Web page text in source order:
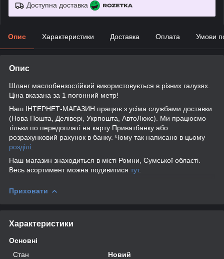
Доступна доставка
Опис Характеристики Доставка Оплата Умови
Опис
Шланг маслобензостійкий використовується в різних галузях.
Ціна вказана за 1 погонний метр!
Наш ІНТЕРНЕТ-МАГАЗИН працює з усіма службами доставки
(Нова Пошта, Делівері, Укрпошта, АвтоЛюкс). Ми працюємо
тільки по передоплаті на карту Приватбанку або
розрахунковий рахунок в банку. Чому так написано в цьому
розділі
Наш магазин знаходиться в місті Ромни, Сумської області.
Весь асортимент можна подивитися тут.
Приховати
Характеристики
Основні
Стан
Новий